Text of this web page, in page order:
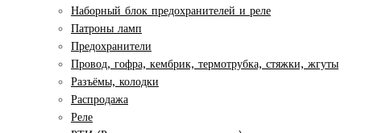
Наборный блок предохранителей и реле
Патроны ламп
Предохранители
Провод, гофра, кембрик, термотрубка, стяжки, жгуты
Разъёмы, колодки
Распродажа
Реле